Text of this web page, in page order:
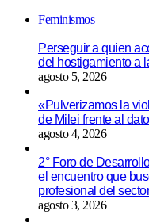
Feminismos
Perseguir a quien
del hostigamiento a
agosto 5, 2026
«Pulverizamos la
de Milei frente al
agosto 4, 2026
2° Foro de
el encuentro que
profesional del
agosto 3, 2026